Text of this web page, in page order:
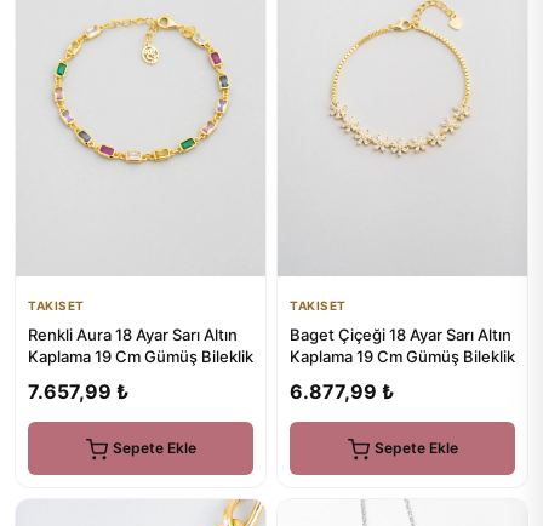
TAKISET
Renkli Aura 18 Ayar Sarı Altın
Kaplama 19 Cm Gümüş Bileklik
7.657,99 ₺
Sepete Ekle
TAKISET
Baget Çiçeği 18 Ayar Sarı Altın
Kaplama 19 Cm Gümüş Bileklik
6.877,99 ₺
Sepete Ekle